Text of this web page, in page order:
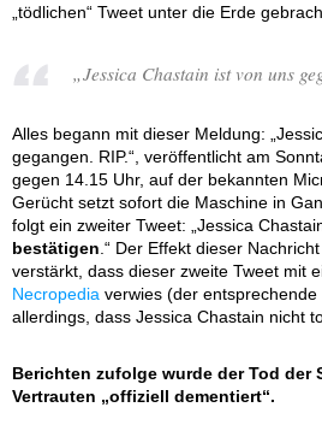
„tödlichen“ Tweet unter die Erde
„Jessica Chastain ist von uns
Alles begann mit dieser Meldung:
gegangen. RIP.“, veröffentlicht am
gegen 14.15 Uhr, auf der bekannten
Gerücht setzt sofort die Maschine in
folgt ein zweiter Tweet: „Jessica
bestätigen .“ Der Effekt dieser
verstärkt, dass dieser zweite Tweet mit
Necropedia verwies (der
allerdings, dass Jessica Chastain nicht
Berichten zufolge wurde der Tod der
Vertrauten „offiziell dementiert“.